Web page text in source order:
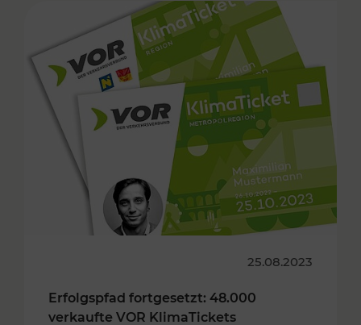
25.08.2023
Erfolgspfad fortgesetzt: 48.000
verkaufte VOR KlimaTickets